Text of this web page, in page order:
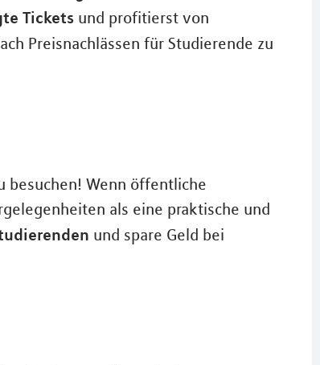
Tickets und profitierst von
Preisnachlässen für Studierende zu
besuchen! Wenn öffentliche
als eine praktische und
und spare Geld bei